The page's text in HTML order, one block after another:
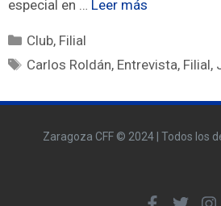
especial en … Leer más
Club, Filial
Carlos Roldán, Entrevista, Filial,
Zaragoza CFF © 2024 | Todos los